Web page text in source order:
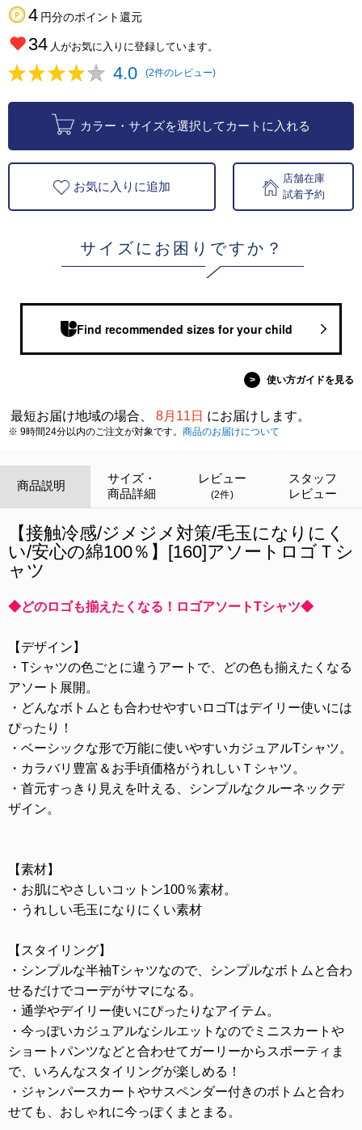
4 円分のポイント還元
34 人がお気に入りに登録しています。
4.0 (2件のレビュー)
カラー・サイズを選択してカートに入れる
お気に入りに追加
店舗在庫
試着予約
サイズにお困りですか？
Find recommended sizes for your child
> 使い方ガイドを見る
最短お届け地域の場合、 8月11日 にお届けします。
※ 9時間24分以内のご注文が対象です。 商品のお届けについて
商品説明
サイズ・
商品詳細
レビュー
(2件)
スタッフ
レビュー
【接触冷感/ジメジメ対策/毛玉になりにく
い/安心の綿100％】[160]アソートロゴＴシ
ャツ
◆どのロゴも揃えたくなる！ロゴアソートTシャツ◆
【デザイン】
・Tシャツの色ごとに違うアートで、どの色も揃えたくなる
アソート展開。
・どんなボトムとも合わせやすいロゴTはデイリー使いには
ぴったり！
・ベーシックな形で万能に使いやすいカジュアルTシャツ。
・カラバリ豊富＆お手頃価格がうれしいＴシャツ。
・首元すっきり見えを叶える、シンプルなクルーネックデ
ザイン。
【素材】
・お肌にやさしいコットン100％素材。
・うれしい毛玉になりにくい素材
【スタイリング】
・シンプルな半袖Tシャツなので、シンプルなボトムと合わ
せるだけでコーデがサマになる。
・通学やデイリー使いにぴったりなアイテム。
・今っぽいカジュアルなシルエットなのでミニスカートや
ショートパンツなどと合わせてガーリーからスポーティま
で、いろんなスタイリングが楽しめる！
・ジャンパースカートやサスペンダー付きのボトムと合わ
せても、おしゃれに今っぽくまとまる。